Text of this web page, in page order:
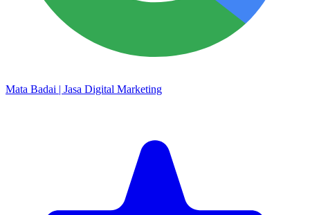
Mata Badai | Jasa Digital Marketing